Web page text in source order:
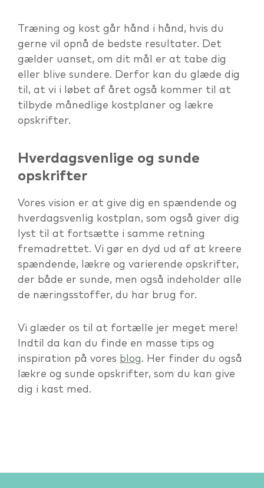
Træning og kost går hånd i hånd, hvis du
gerne vil opnå de bedste resultater. Det
gælder uanset, om dit mål er at tabe dig
eller blive sundere. Derfor kan du glæde dig
til, at vi i løbet af året også kommer til at
tilbyde månedlige kostplaner og lækre
opskrifter.
Hverdagsvenlige og sunde
opskrifter
Vores vision er at give dig en spændende og
hverdagsvenlig kostplan, som også giver dig
lyst til at fortsætte i samme retning
fremadrettet. Vi gør en dyd ud af at kreere
spændende, lækre og varierende opskrifter,
der både er sunde, men også indeholder alle
de næringsstoffer, du har brug for.
Vi glæder os til at fortælle jer meget mere!
Indtil da kan du finde en masse tips og
inspiration på vores blog. Her finder du også
lækre og sunde opskrifter, som du kan give
dig i kast med.